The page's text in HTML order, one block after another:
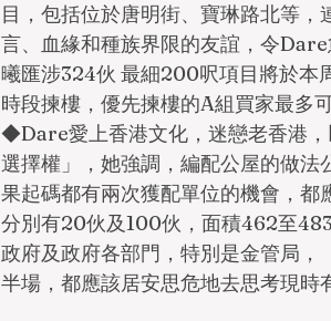
目，包括位於唐明街、寶琳路北等
言、血緣和種族界限的友誼，令
曦匯涉324伙 最細200呎項目將於本
時段揀樓，優先揀樓的A組買家最多
◆Dare愛上香港文化，迷戀老香港
選擇權」，她強調，編配公屋的做
果起碼都有兩次獲配單位的機會，都
分別有20伙及100伙，面積462至
政府及政府各部門，特別是金管局
半場，都應該居安思危地去思考現時